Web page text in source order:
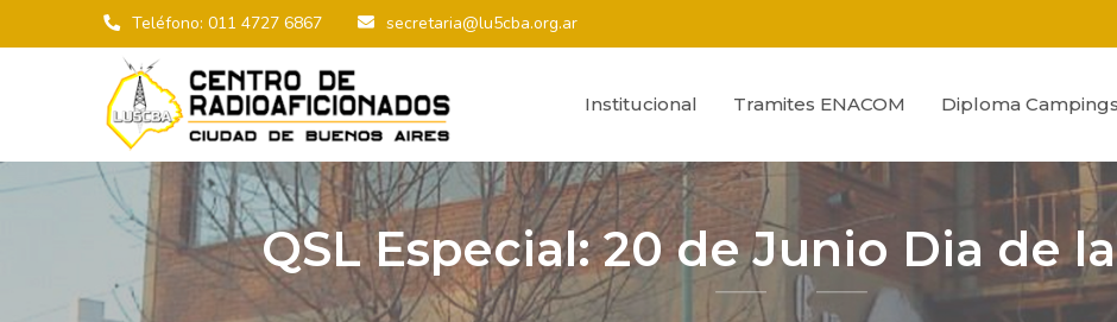
Teléfono: 011 4727 6867 secretaria@lu5cba.org.ar
Institucional Tramites ENACOM Diploma
QSL Especial: 20 de Junio Dia de